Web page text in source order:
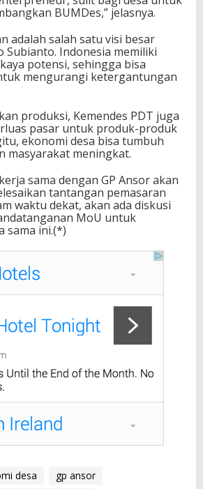
BUMDes,” jelasnya.
adalah salah satu visi besar
Subianto. Indonesia memiliki
potensi, sehingga bisa
mengurangi ketergantungan
produksi, Kemendes PDT juga
pasar untuk produk-produk
ekonomi desa bisa tumbuh
masyarakat meningkat.
sama dengan GP Ansor akan
tantangan pemasaran
waktu dekat, akan ada diskusi
MoU untuk
sama ini.(*)
desa
gp ansor